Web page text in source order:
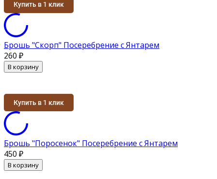
Купить в 1 клик
Брошь "Скорп" Посеребрение с Янтарем
260 ₽
В корзину
Купить в 1 клик
Брошь "Поросенок" Посеребрение с Янтарем
450 ₽
В корзину